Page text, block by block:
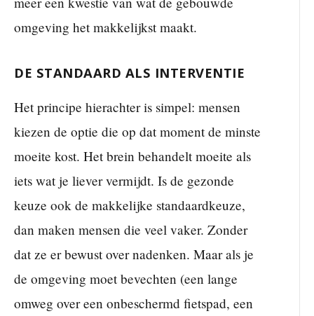
omgeving het makkelijkst maakt.
DE STANDAARD ALS INTERVENTIE
Het principe hierachter is simpel: mensen
kiezen de optie die op dat moment de minste
moeite kost. Het brein behandelt moeite als
iets wat je liever vermijdt. Is de gezonde
keuze ook de makkelijke standaardkeuze,
dan maken mensen die veel vaker. Zonder
dat ze er bewust over nadenken. Maar als je
de omgeving moet bevechten (een lange
omweg over een onbeschermd fietspad, een